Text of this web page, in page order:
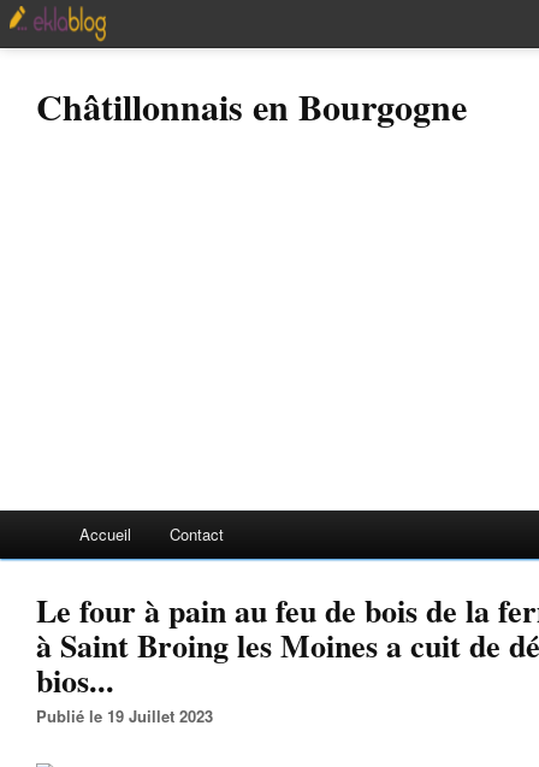
Châtillonnais en Bourgogne
Accueil Contact
Le four à pain au feu de bois de la
à Saint Broing les Moines a cuit de
bios...
Publié le 19 Juillet 2023